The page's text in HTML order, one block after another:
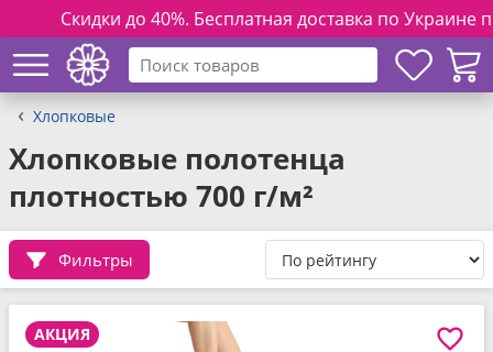
Скидки до 40%. Бесплатная доставка по Украине
Хлопковые
Хлопковые полотенца
плотностью 700 г/м²
Фильтры
АКЦИЯ